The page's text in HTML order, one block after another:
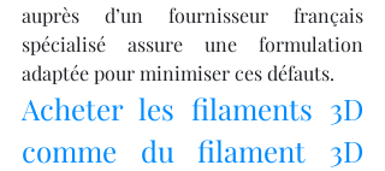
auprès d’un fournisseur français
spécialisé assure une formulation
adaptée pour minimiser ces défauts.
Acheter les filaments 3D
comme du filament 3D